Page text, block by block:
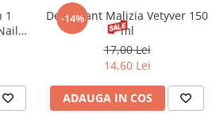
1
-14%
Deodorant Malizia Vetyver 150
ml
17,00 Lei
14,60 Lei
ADAUGA IN COS